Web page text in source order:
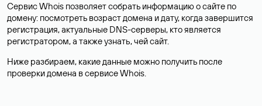
Сервис Whois позволяет собрать информацию о сайте по
домену: посмотреть возраст домена и дату, когда завершится
регистрация, актуальные DNS-серверы, кто является
регистратором, а также узнать, чей сайт.
Ниже разбираем, какие данные можно получить после
проверки домена в сервисе Whois.